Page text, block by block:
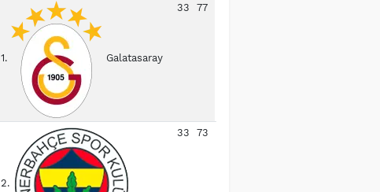
1. Galatasaray
33 77
2.
33 73